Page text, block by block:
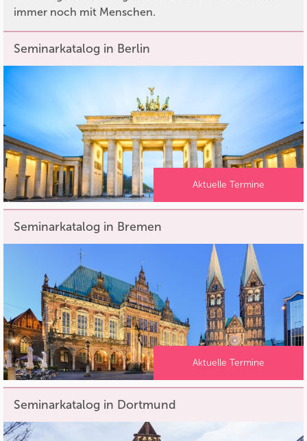
immer noch mit Menschen.
Seminarkatalog in Berlin
Aktuelle Termine
Seminarkatalog in Bremen
Aktuelle Termine
Seminarkatalog in Dortmund